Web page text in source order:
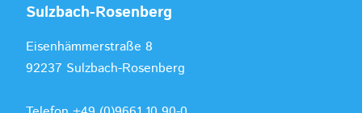
Sulzbach-Rosenberg
Eisenhämmerstraße 8
92237 Sulzbach-Rosenberg